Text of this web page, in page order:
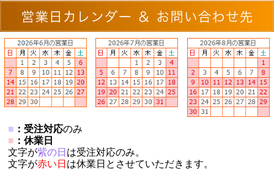
■ ：受注対応のみ
■ ：休業日
文字が紫の日 は受注対応のみ。
文字が赤い日 は休業日とさせていただきます。